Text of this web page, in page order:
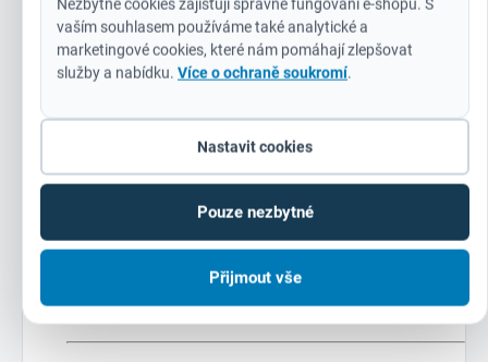
Nezbytné cookies zajišťují správné fungování e-shopu. S
vaším souhlasem používáme také analytické a
marketingové cookies, které nám pomáhají zlepšovat
služby a nabídku. Více o ochraně soukromí.
Nastavit cookies
Pouze nezbytné
Přijmout vše
Elektrikáři a instalatéři: Při práci s drobnými kabely,
svorkami nebo trubkami jekorekce dioptrií
neocenitelná.
nad každým pohybem.
rizikem poškození očí (např. obrábění kovů,
svařování) poskytujídvojí ochranu– mechanickou i